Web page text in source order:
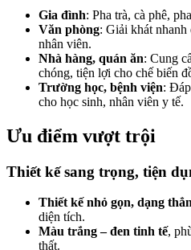
Gia đình: Pha trà, cà phê,
Văn phòng: Giải khát nhanh
nhân viên.
Nhà hàng, quán ăn: Cung
chóng, tiện lợi cho chế biến
Trường học, bệnh viện:
cho học sinh, nhân viên y tế.
Ưu điểm vượt trội
Thiết kế sang trọng, tiện
Thiết kế nhỏ gọn, dạng
diện tích.
Màu trắng – đen tinh tế,
thất.